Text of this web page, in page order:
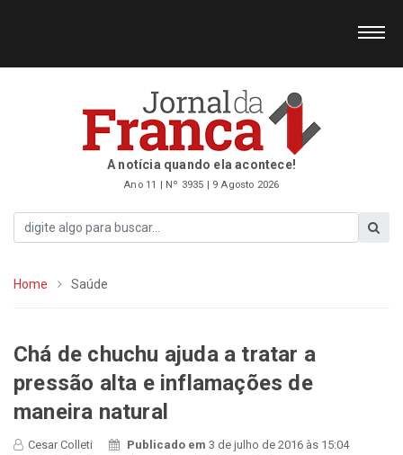
A notícia quando ela acontece!
Ano 11 | Nº 3935 | 9 Agosto 2026
Home Saúde
Chá de chuchu ajuda a tratar a
pressão alta e inflamações de
maneira natural
Cesar Colleti Publicado em3 de julho de 2016 às 15:04